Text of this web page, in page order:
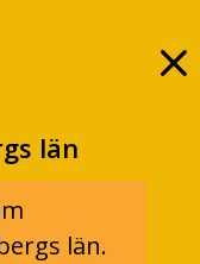
län
län.